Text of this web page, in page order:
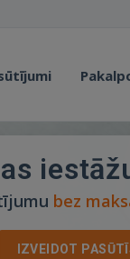
bez
IZVEIDOT